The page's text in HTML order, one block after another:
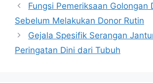
Fungsi Pemeriksaan Golongan
Sebelum Melakukan Donor Rutin
Gejala Spesifik Serangan
Peringatan Dini dari Tubuh